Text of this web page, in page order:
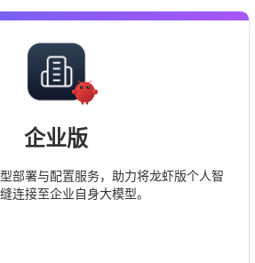
企业版
部署与配置服务，助力将龙虾版个人智
连接至企业自身大模型。